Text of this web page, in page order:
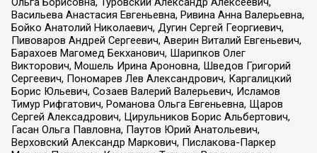
Васильева Анастасия Евгеньевна, Ривина Анна Валерьевна,
Бойко Анатолий Николаевич, Дугин Сергей Георгиевич,
Пивоваров Андрей Сергеевич, Аверин Виталий Евгеньевич,
Барахоев Магомед Бекханович, Шарипков Олег
Викторович, Мошель Ирина Ароновна, Шведов Григорий
Сергеевич, Пономарев Лев Александрович, Каргалицкий
Борис Юльевич, Созаев Валерий Валерьевич, Исламов
Тимур Рифгатович, Романова Ольга Евгеньевна, Щаров
Сергей Алексадрович, Цирульников Борис Альбертович,
Гасан Ольга Павловна, Паутов Юрий Анатольевич,
Верховский Александр Маркович, Пислакова-Паркер